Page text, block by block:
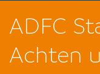
ADFC
Achten